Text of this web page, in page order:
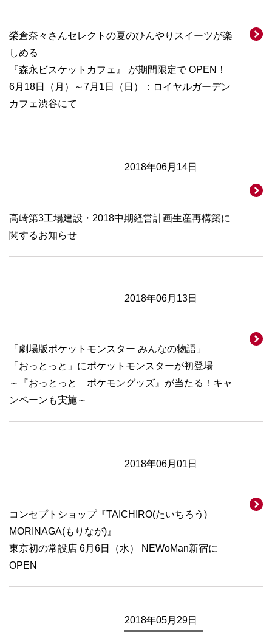
榮倉奈々さんセレクトの夏のひんやりスイーツが楽
しめる
『森永ビスケットカフェ』 が期間限定で OPEN！
6月18日（月）～7月1日（日）：ロイヤルガーデン
カフェ渋谷にて
2018年06月14日
高崎第3工場建設・2018中期経営計画生産再構築に
関するお知らせ
2018年06月13日
「劇場版ポケットモンスター みんなの物語」
「おっとっと」にポケットモンスターが初登場
～『おっとっと ポケモングッズ』が当たる！キャ
ンペーンも実施～
2018年06月01日
コンセプトショップ『TAICHIRO(たいちろう)
MORINAGA(もりなが)』
東京初の常設店 6月6日（水） NEWoMan新宿に
OPEN
2018年05月29日